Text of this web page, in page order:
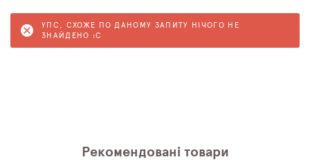
УПС, СХОЖЕ ПО ДАНОМУ ЗАПИТУ НІЧОГО НЕ
ЗНАЙДЕНО :C
Рекомендовані товари